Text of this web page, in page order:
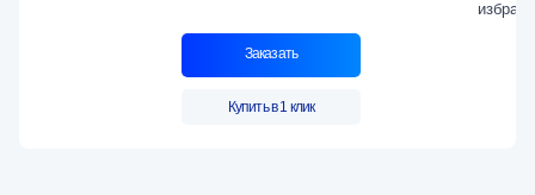
Заказать
Купить в 1 клик